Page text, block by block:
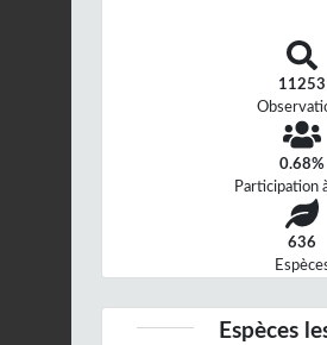
11253
0.68%
Participation
636
Espèces